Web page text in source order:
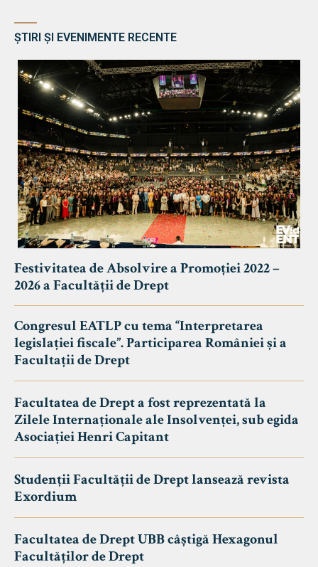
ȘTIRI ȘI EVENIMENTE RECENTE
Festivitatea de Absolvire a Promoției 2022 –
2026 a Facultății de Drept
Congresul EATLP cu tema “Interpretarea
legislației fiscale”. Participarea României și a
Facultații de Drept
Facultatea de Drept a fost reprezentată la
Zilele Internaționale ale Insolvenței, sub egida
Asociației Henri Capitant
Studenții Facultății de Drept lansează revista
Exordium
Facultatea de Drept UBB câștigă Hexagonul
Facultăților de Drept